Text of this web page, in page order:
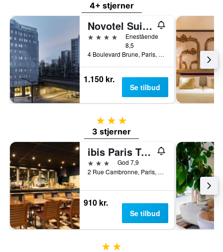
4+ stjerner
Novotel Suites Paris Expo Porte de Versailles
4 stjerner
Enestående
8,5
4 Boulevard Brune, Paris, Frankrig
1.150 kr.
Se tilbud
3 stjerner
3 stjerner
ibis Paris Tour Eiffel Cambronne 15ème
3 stjernerGod 7,9
2 Rue Cambronne, Paris, Frankrig
910 kr.
Se tilbud
2 stjerner